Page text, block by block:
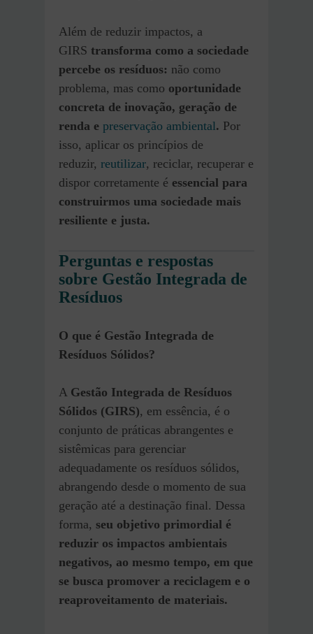
Além de reduzir impactos, a
GIRS transforma como a sociedade
percebe os resíduos: não como
problema, mas como oportunidade
concreta de inovação, geração de
renda e preservação ambiental. Por
isso, aplicar os princípios de
reduzir, reutilizar, reciclar, recuperar e
dispor corretamente é essencial para
construirmos uma sociedade mais
resiliente e justa.
Perguntas e respostas
sobre Gestão Integrada de
Resíduos
O que é Gestão Integrada de
Resíduos Sólidos?
A Gestão Integrada de Resíduos
Sólidos (GIRS), em essência, é o
conjunto de práticas abrangentes e
sistêmicas para gerenciar
adequadamente os resíduos sólidos,
abrangendo desde o momento de sua
geração até a destinação final. Dessa
forma, seu objetivo primordial é
reduzir os impactos ambientais
negativos, ao mesmo tempo, em que
se busca promover a reciclagem e o
reaproveitamento de materiais.